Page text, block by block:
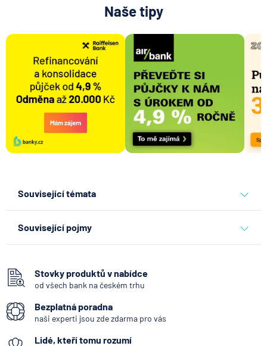
Naše tipy
Související témata
Související pojmy
Stovky produktů v nabídce
od všech bank na českém trhu
Bezplatná poradna
naši experti jsou zde zdarma pro vás
Lidé, kteří tomu rozumí